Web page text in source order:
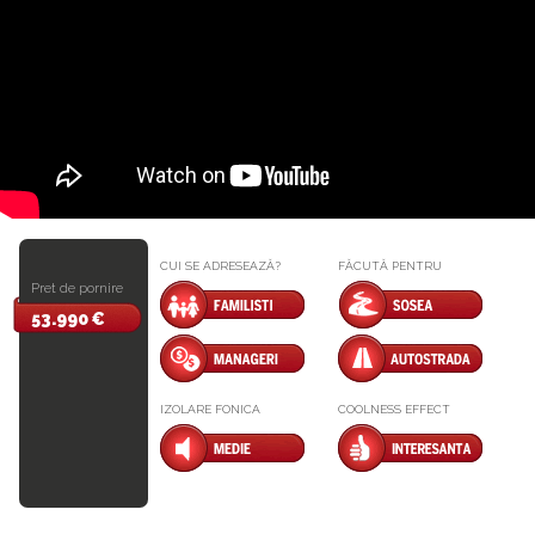
Pret de pornire
53.990 €
CUI SE ADRESEAZĂ? FĂCUTĂ PENTRU
IZOLARE FONICA COOLNESS EFFECT